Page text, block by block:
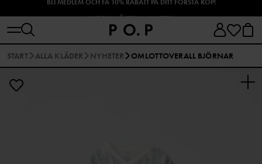
SHOPPA HÖSTENS NYHETER!
START ALLA KLÄDER NYHETER OMLOTTOVERALL BJÖRNAR